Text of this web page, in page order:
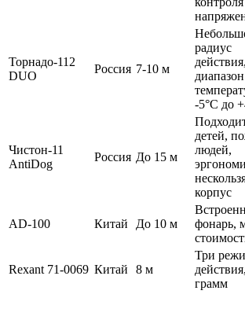
Торнадо-112
DUO
Россия 7-10 м
радиус
действия,
диапазон
-5°С до
Чистон-11
AntiDog
Россия До 15 м
детей,
людей,
корпус
AD-100 Китай До 10 м
фонарь,
Rexant 71-0069 Китай 8 м
Три
грамм